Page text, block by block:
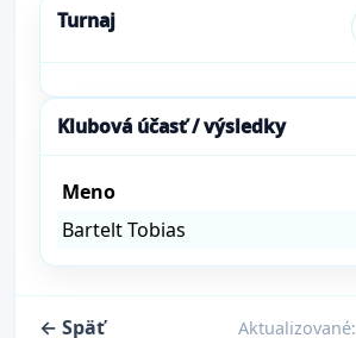
Turnaj
Klubová účasť / výsledky
Meno
Bartelt Tobias
← Späť Aktualizované: